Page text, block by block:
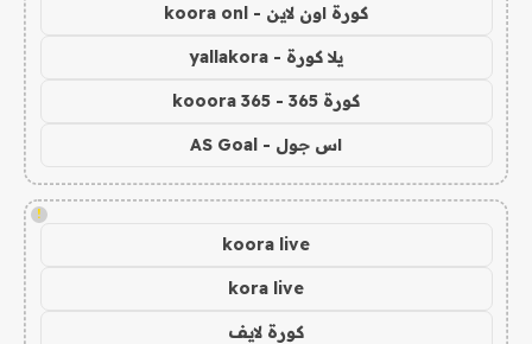
كورة اون لاين - koora onl
يلا كورة - yallakora
كورة 365 - kooora 365
اس جول - AS Goal
!
koora live
kora live
كورة لايف